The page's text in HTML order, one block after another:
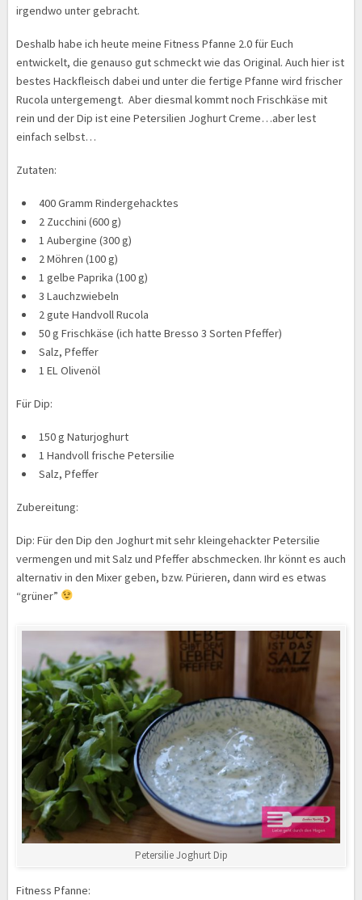
irgendwo unter gebracht.
Deshalb habe ich heute meine Fitness Pfanne 2.0 für Euch
entwickelt, die genauso gut schmeckt wie das Original. Auch hier ist
bestes Hackfleisch dabei und unter die fertige Pfanne wird frischer
Rucola untergemengt. Aber diesmal kommt noch Frischkäse mit
rein und der Dip ist eine Petersilien Joghurt Creme…aber lest
einfach selbst…
Zutaten:
400 Gramm Rindergehacktes
2 Zucchini (600 g)
1 Aubergine (300 g)
2 Möhren (100 g)
1 gelbe Paprika (100 g)
3 Lauchzwiebeln
2 gute Handvoll Rucola
50 g Frischkäse (ich hatte Bresso 3 Sorten Pfeffer)
Salz, Pfeffer
1 EL Olivenöl
Für Dip:
150 g Naturjoghurt
1 Handvoll frische Petersilie
Salz, Pfeffer
Zubereitung:
Dip: Für den Dip den Joghurt mit sehr kleingehackter Petersilie
vermengen und mit Salz und Pfeffer abschmecken. Ihr könnt es auch
alternativ in den Mixer geben, bzw. Pürieren, dann wird es etwas
“grüner”
Petersilie Joghurt Dip
Fitness Pfanne: